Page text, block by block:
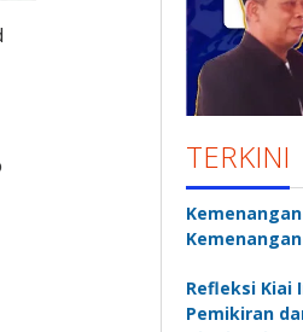
TERKINI
Refleksi Kiai
Pemikiran